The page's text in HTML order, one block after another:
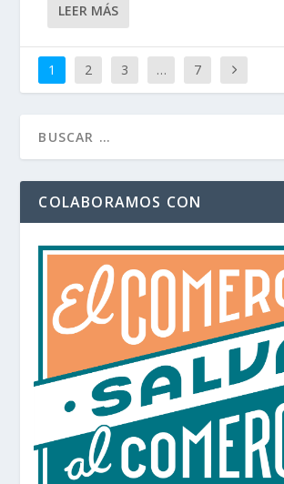
LEER MÁS
1 2 3 … 7
COLABORAMOS CON